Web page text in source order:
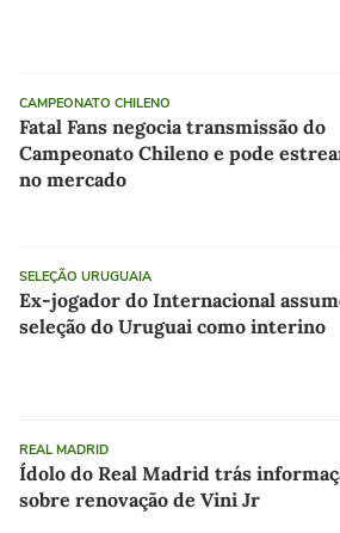
CAMPEONATO CHILENO
Fatal Fans negocia transmissão do
Campeonato Chileno e pode
no mercado
SELEÇÃO URUGUAIA
Ex-jogador do Internacional
seleção do Uruguai como interino
REAL MADRID
Ídolo do Real Madrid trás
sobre renovação de Vini Jr